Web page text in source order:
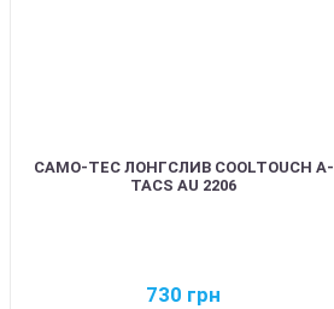
CAMO-TEC ЛОНГСЛИВ COOLTOUCH A-
TACS AU 2206
730 грн